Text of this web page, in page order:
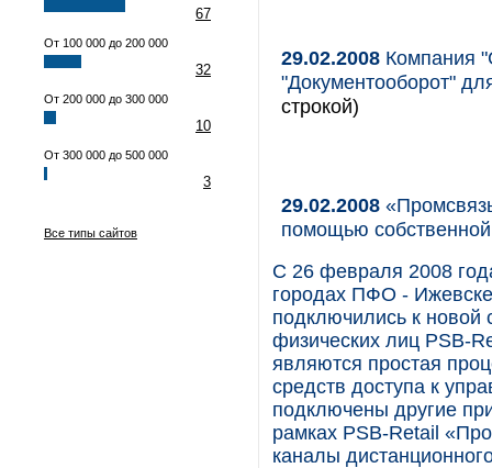
67
От 100 000 до 200 000
32
От 200 000 до 300 000
10
От 300 000 до 500 000
3
Все типы сайтов
29.02.2008 Компания
"Документооборот"
строкой)
29.02.2008
помощью собственной
С 26 февраля 2008
городах ПФО -
подключились к новой
физических лиц PSB-
являются простая
средств доступа к
подключены другие
рамках PSB-Retail
каналы